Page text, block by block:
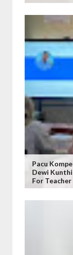
Pacu
Dewi
For Teacher